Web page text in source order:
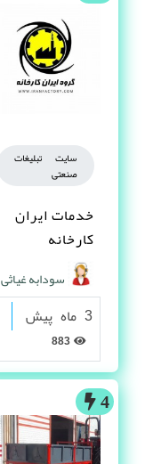
سایت تبلیغات
صنعتی
خدمات ایران
کارخانه
سودابه غیاثی
3 ماه پیش
4